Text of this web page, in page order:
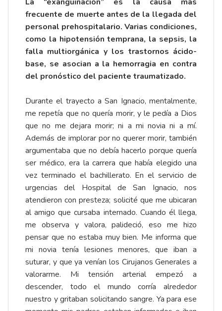
frecuente de muerte antes de la llegada del
personal prehospitalario. Varias condiciones,
como la hipotensión temprana, la sepsis, la
falla multiorgánica y los trastornos ácido-
base, se asocian a la hemorragia en contra
del pronóstico del paciente traumatizado.
Durante el trayecto a San Ignacio, mentalmente,
me repetía que no quería morir, y le pedía a Dios
que no me dejara morir; ni a mi novia ni a mí.
Además de implorar por no querer morir, también
argumentaba que no debía hacerlo porque quería
ser médico, era la carrera que había elegido una
vez terminado el bachillerato. En el servicio de
urgencias del Hospital de San Ignacio, nos
atendieron con presteza; solicité que me ubicaran
al amigo que cursaba internado. Cuando él llega,
me observa y valora, palideció, eso me hizo
pensar que no estaba muy bien. Me informa que
mi novia tenía lesiones menores, que iban a
suturar, y que ya venían los Cirujanos Generales a
valorarme. Mi tensión arterial empezó a
descender, todo el mundo corría alrededor
nuestro y gritaban solicitando sangre. Ya para ese